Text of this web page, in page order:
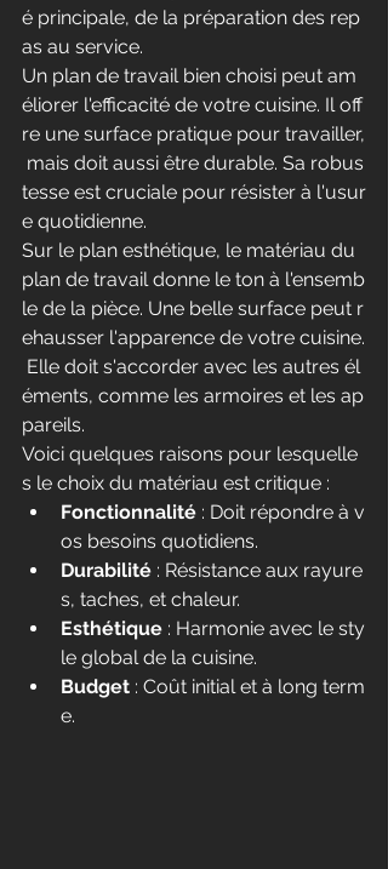
é principale, de la préparation des rep
as au service.
Un plan de travail bien choisi peut am
éliorer l'efficacité de votre cuisine. Il off
re une surface pratique pour travailler,
mais doit aussi être durable. Sa robus
tesse est cruciale pour résister à l'usur
e quotidienne.
Sur le plan esthétique, le matériau du
plan de travail donne le ton à l'ensemb
le de la pièce. Une belle surface peut r
ehausser l'apparence de votre cuisine.
Elle doit s'accorder avec les autres él
éments, comme les armoires et les ap
pareils.
Voici quelques raisons pour lesquelle
s le choix du matériau est critique :
Fonctionnalité : Doit répondre à v
os besoins quotidiens.
Durabilité : Résistance aux rayure
s, taches, et chaleur.
Esthétique : Harmonie avec le sty
le global de la cuisine.
Budget : Coût initial et à long term
e.